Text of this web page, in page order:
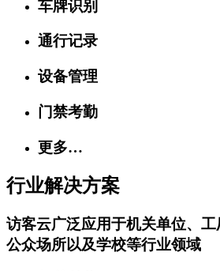
车牌识别
通行记录
设备管理
门禁考勤
更多…
行业解决方案
访客云广泛应用于机关单位、
公众场所以及学校等行业领域